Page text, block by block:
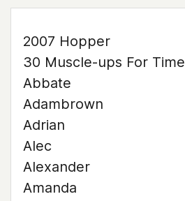
2007 Hopper
30 Muscle-ups For Time
Abbate
Adambrown
Adrian
Alec
Alexander
Amanda